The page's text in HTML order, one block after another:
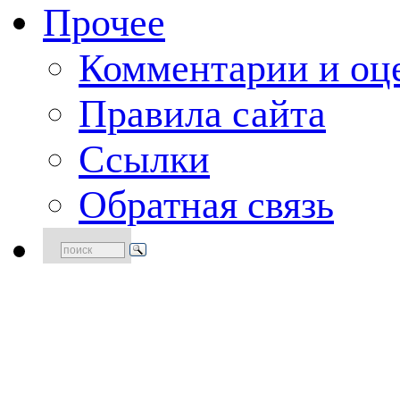
Прочее
Комментарии и
Правила сайта
Ссылки
Обратная связь